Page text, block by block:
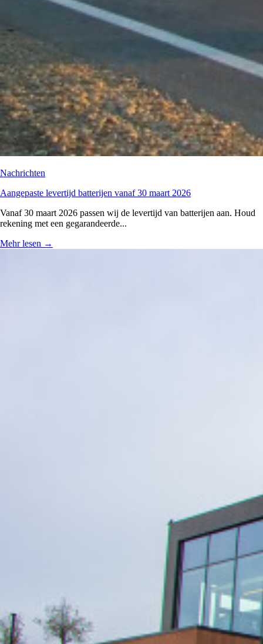
Nachrichten
Aangepaste levertijd batterijen vanaf 30 maart 2026
Vanaf 30 maart 2026 passen wij de levertijd van batterijen aan. Houd
rekening met een gegarandeerde...
Mehr lesen →